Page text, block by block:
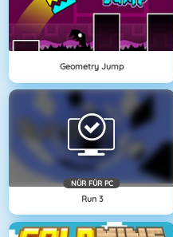
Geometry Jump
NÜR FÜR PC
Run 3